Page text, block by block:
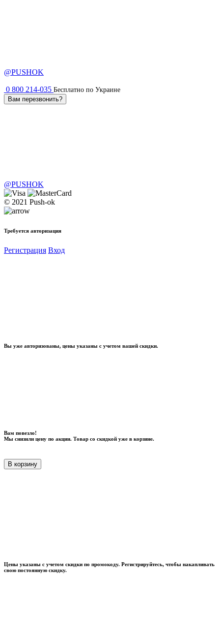
@PUSHOK
0 800 214-035 Бесплатно по Украине
Вам перезвонить?
@PUSHOK
© 2021 Push-ok
Требуется авторизация
Регистрация Вход
Вы уже авторизованы, цены указаны с учетом вашей скидки.
Вам повезло!
Мы снизили цену по акции. Товар со скидкой уже в корзине.
В корзину
Цены указаны с учетом скидки по промокоду. Регистрируйтесь, чтобы накапливать
свою постоянную скидку.